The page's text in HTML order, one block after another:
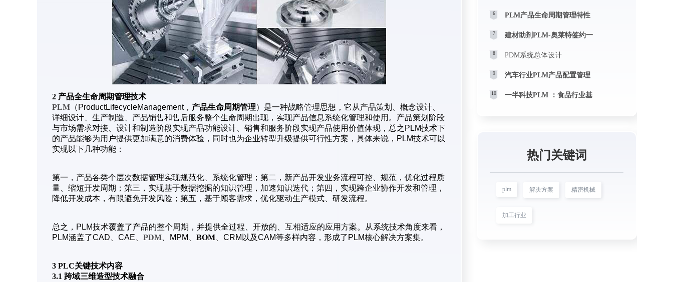
2 产品全生命周期管理技术
PLM （ProductLifecycleManagement， 产品生命周期管理）是一种战略管理思想，它从产品策划、概念设计、
详细设计、生产制造、产品销售和售后服务整个生命周期出现，实现产品信息系统化管理和使用。产品策划阶段
与市场需求对接、设计和制造阶段实现产品功能设计、销售和服务阶段实现产品使用价值体现，总之PLM技术下
的产品能够为用户提供更加满意的消费体验，同时也为企业转型升级提供可行性方案，具体来说，PLM技术可以
实现以下几种功能：
第一，产品各类个层次数据管理实现规范化、系统化管理；第二，新产品开发业务流程可控、规范，优化过程质
量、缩短开发周期；第三，实现基于数据挖掘的知识管理，加速知识迭代；第四，实现跨企业协作开发和管理，
降低开发成本，有限避免开发风险；第五，基于顾客需求，优化驱动生产模式、研发流程。
总之，PLM技术覆盖了产品的整个周期，并提供全过程、开放的、互相适应的应用方案。从系统技术角度来看，
PLM涵盖了CAD、CAE、 PDM 、MPM、 BOM 、CRM以及CAM等多样内容，形成了PLM核心解决方案集。
3 PLC关键技术内容
3.1 跨域三维造型技术融合
6 PLM产品生命周期管理特性
7 建材助剂PLM-奥莱特签约一
8 PDM系统总体设计
9 汽车行业PLM产品配置管理
10 一半科技PLM ：食品行业基
热门关键词
plm 解决方案 精密机械
加工行业